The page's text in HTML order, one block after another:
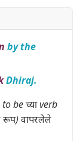
by the
Dhiraj.
to be च्या verb
रूप) वापरलेले